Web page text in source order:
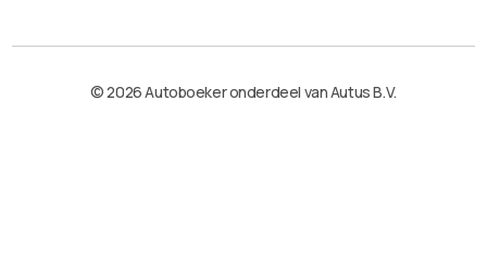
© 2026 Autoboeker onderdeel van Autus B.V.